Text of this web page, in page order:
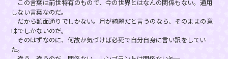
この言葉は前世特有のもので、今の世界とはなんの関係もない。通用
しない言葉なのだ。
だから額面通りでしかない。月が綺麗だと言うのなら、そのままの意
味でしかないのだ。
そのはずなのに、何故か気づけば必死で自分自身に言い訳をしてい
た。